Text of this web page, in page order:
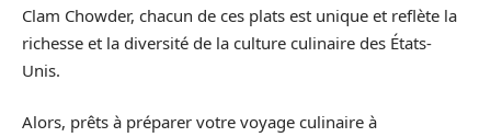
Clam Chowder, chacun de ces plats est unique et reflète la
richesse et la diversité de la culture culinaire des États-
Unis.
Alors, prêts à préparer votre voyage culinaire à